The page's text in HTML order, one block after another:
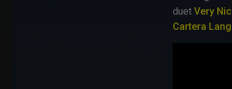
duet Very
Cartera